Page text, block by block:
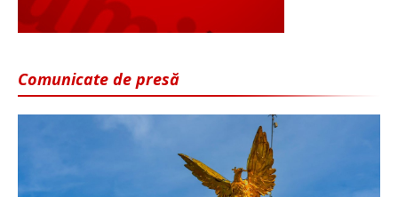
Comunicate de presă